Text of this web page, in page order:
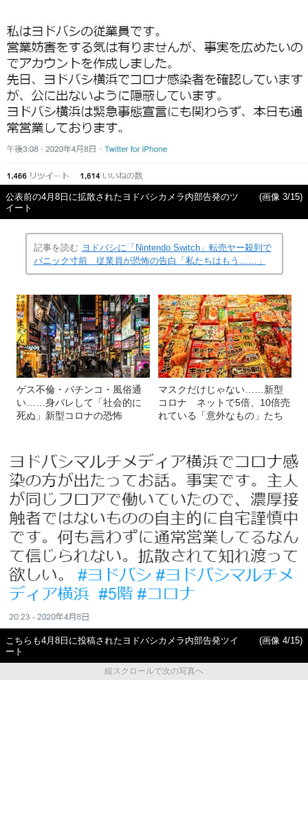
公表前の4月8日に拡散されたヨドバシカメラ内部告発のツ
イート
(画像 3/15)
記事を読む ヨドバシに「Nintendo Switch」転売ヤー殺到で
パニック寸前 従業員が恐怖の告白「私たちはもう……」
ゲス不倫・パチンコ・風俗通
い……身バレして「社会的に
死ぬ」新型コロナの恐怖
マスクだけじゃない……新型
コロナ ネットで5倍、10倍売
れている「意外なもの」たち
こちらも4月8日に投稿されたヨドバシカメラ内部告発ツイ
ート
(画像 4/15)
縦スクロールで次の写真へ